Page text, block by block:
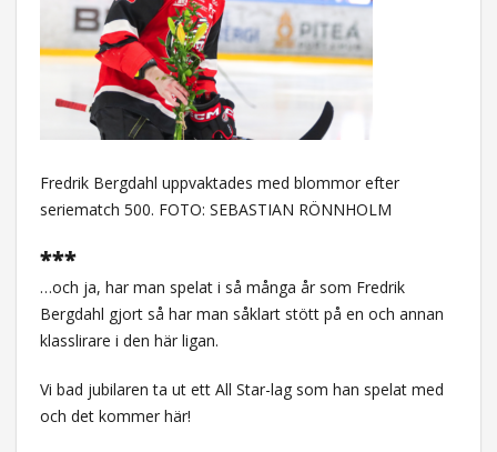
Fredrik Bergdahl uppvaktades med blommor efter
seriematch 500. FOTO: SEBASTIAN RÖNNHOLM
***
…och ja, har man spelat i så många år som Fredrik
Bergdahl gjort så har man såklart stött på en och annan
klasslirare i den här ligan.
Vi bad jubilaren ta ut ett All Star-lag som han spelat med
och det kommer här!